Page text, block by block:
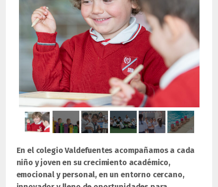
En el colegio Valdefuentes acompañamos a cada
niño y joven en su crecimiento académico,
emocional y personal, en un entorno cercano,